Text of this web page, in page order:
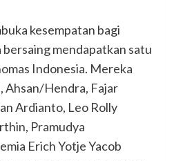
kesempatan bagi
bersaing mendapatkan satu
Indonesia. Mereka
Ahsan/Hendra, Fajar
Ardianto, Leo Rolly
Pramudya
Erich Yotje Yacob